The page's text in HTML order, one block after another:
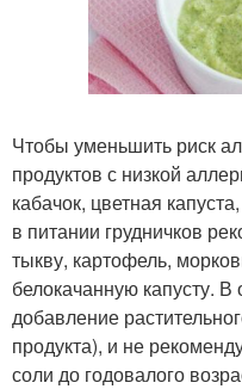
Чтобы уменьшить риск
продуктов с низкой
кабачок, цветная
в питании грудничков
тыкву, картофель,
белокачанную капусту.
добавление
продукта), и не
соли до годовалого